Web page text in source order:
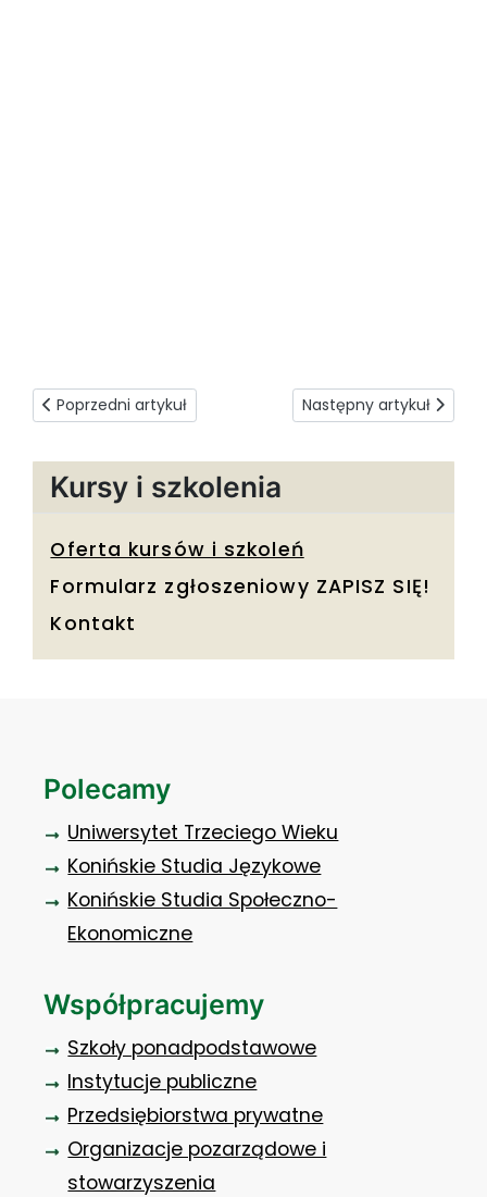
Kursy i szkolenia
Oferta kursów i szkoleń
Formularz zgłoszeniowy ZAPISZ SIĘ!
Kontakt
Poprzedni artykuł: Telefony alarmowe oraz zasady ich
Poprzedni artykuł Następny artykuł: ETR-
Następny artykuł
Polecamy
Uniwersytet Trzeciego Wieku
Konińskie Studia Językowe
Konińskie Studia Społeczno-
Ekonomiczne
Współpracujemy
Szkoły ponadpodstawowe
Instytucje publiczne
Przedsiębiorstwa prywatne
Organizacje pozarządowe i
stowarzyszenia